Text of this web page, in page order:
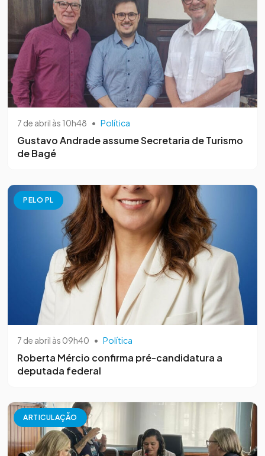
7 de abril às 10h48 • Política
Gustavo Andrade assume Secretaria de Turismo
de Bagé
PELO PL
7 de abril às 09h40 • Política
Roberta Mércio confirma pré-candidatura a
deputada federal
ARTICULAÇÃO